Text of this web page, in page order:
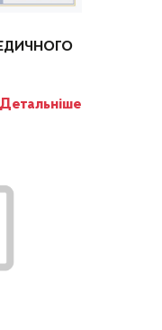
Детальніше